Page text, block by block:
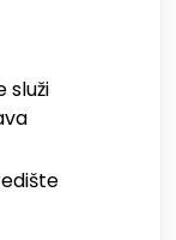
služi